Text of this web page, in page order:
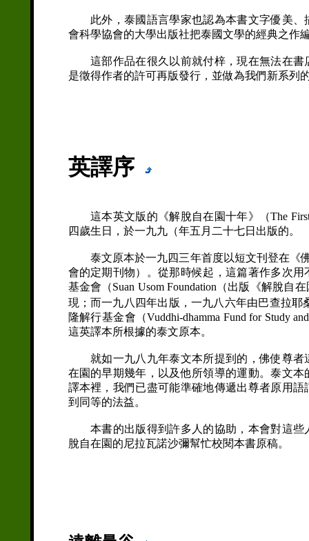
此外，泰國語言學家也認為本書文字優美、
會科學協會的大學出版社把泰國文學的經典之作
這部作品在很久以前就付梓，現在無法在書
是徵得作者的許可再版發行，並做為我們新系列
英譯序
這本英文版的《解脫自在園十年》（The First
四歲生日，於一九九（年五月二十七日出版的。
泰文原本於一九四三年首度以短文刊登在《佛
會的定期刊物）。從那時候起，這篇著作多次
基金會（Suan Usom Foundation（出版《解脫
現；而一九八四年出版，一九八六年由巴查拉
隆解行基金會（Vuddhi-dhamma Fund for Study
這英譯本所根據的泰文原本。
就如一九八九年泰文本所提到的，佛使尊者
在園的早期幾年，以及他所領導的運動。泰文
譯本裡，我們已盡可能準確地傳遞出尊者原用
到同等的法益。
本書的出版得到許多人的協助，本會對這些
脫自在園的尼拉瓦諾沙彌幫忙校閱本書原稿。